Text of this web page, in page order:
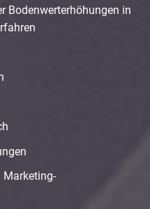
Bodenwerterhöhungen in
Marketing-